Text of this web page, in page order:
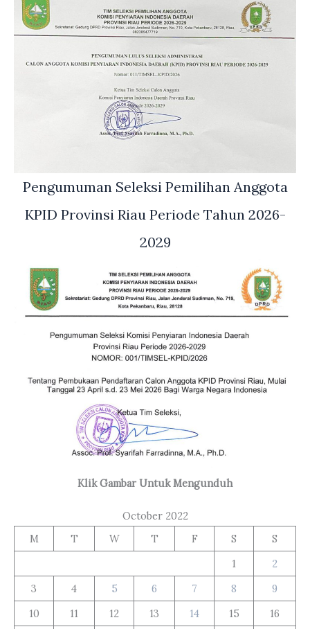
Pengumuman Seleksi Pemilihan Anggota
KPID Provinsi Riau Periode Tahun 2026-
2029
Klik Gambar Untuk Mengunduh
October 2022
M
T W T F S
S
1
2
3
4 5 6 7 8
9
10
11 12 13 14 15
16